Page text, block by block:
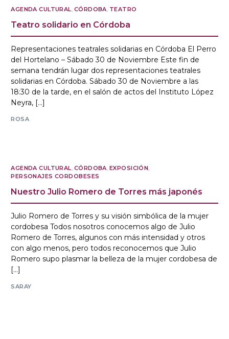
AGENDA CULTURAL CÓRDOBA TEATRO
Teatro solidario en Córdoba
Representaciones teatrales solidarias en Córdoba El Perro
del Hortelano – Sábado 30 de Noviembre Este fin de
semana tendrán lugar dos representaciones teatrales
solidarias en Córdoba. Sábado 30 de Noviembre a las
18:30 de la tarde, en el salón de actos del Instituto López
Neyra, […]
ROSA
AGENDA CULTURAL, CÓRDOBA, EXPOSICIÓN,
PERSONAJES CORDOBESES
Nuestro Julio Romero de Torres más japonés
Julio Romero de Torres y su visión simbólica de la mujer
cordobesa Todos nosotros conocemos algo de Julio
Romero de Torres, algunos con más intensidad y otros
con algo menos, pero todos reconocemos que Julio
Romero supo plasmar la belleza de la mujer cordobesa de
[…]
SARAY